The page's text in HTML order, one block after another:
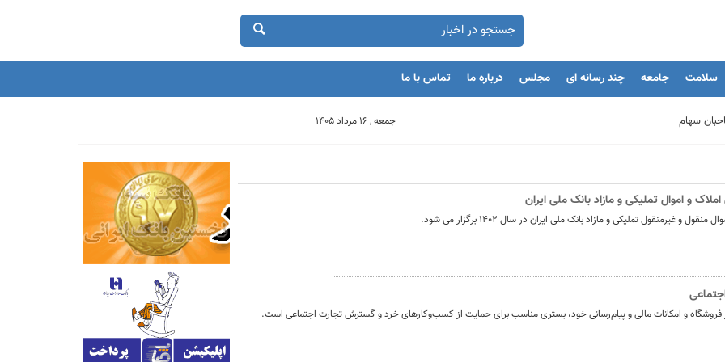
سلامت جامعه چند رسانه ای مجلس درباره ما تماس با ما
های اقتصادی
جمعه , 16 مرداد 1405
و اموال تملیکی و مازاد بانک ملی ایران
غیرمنقول تملیکی و مازاد بانک ‌ملی ‌ایران در سال ۱۴۰۲ برگزار می شود.